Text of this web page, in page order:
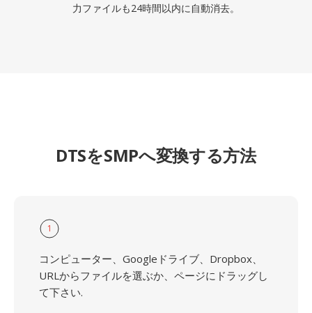
力ファイルも24時間以内に自動消去。
DTSをSMPへ変換する方法
1
コンピューター、Googleドライブ、Dropbox、
URLからファイルを選ぶか、ページにドラッグし
て下さい.